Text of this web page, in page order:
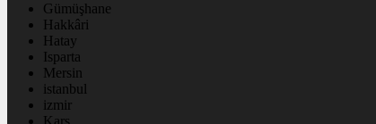
Gümüşhane
Hakkâri
Hatay
Isparta
Mersin
istanbul
izmir
Kars